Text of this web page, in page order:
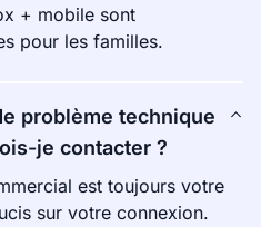
+ mobile sont
pour les familles.
problème technique
je contacter ?
est toujours votre
sur votre connexion.